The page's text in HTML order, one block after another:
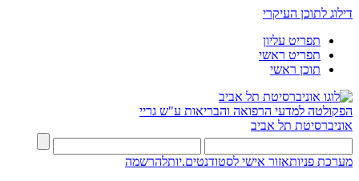
דילוג לתוכן העיקרי
תפריט עליון
תפריט ראשי
תוכן ראשי
הפקולטה למדעי הרפואה והבריאות ע"ש גריי
אוניברסיטת תל אביב
מערכת פניותאזור אישי לסטודנטים.יותלהרשמה